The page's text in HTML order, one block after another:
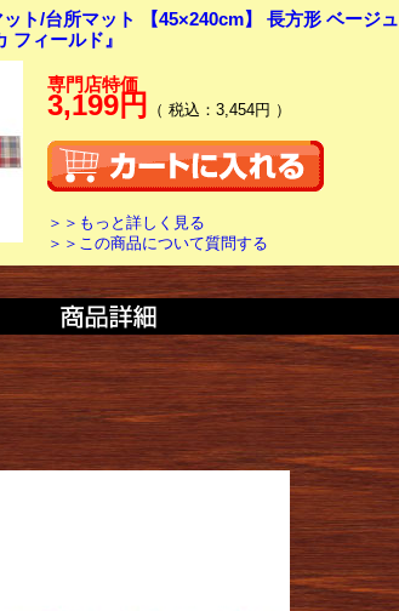
ト/台所マット 【45×240cm】 長方形 ベージュ
フィールド』
専門店特価
3,199円 （ 税込：3,454円 ）
＞＞もっと詳しく見る
＞＞この商品について質問する